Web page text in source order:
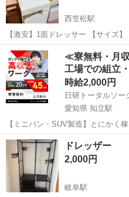
西笠松駅
【激安】1面ドレッサー 【サイズ】（mm） W600×D400×H1250 最後
までお読みください。 ※商品が売れてしまっているケースがございま
す。 必ずご連絡頂き、ご来店くださいませ。 ✿店頭に
おりま...
岐阜 岐阜市 西笠松駅
≪寮無料・月
工場での組立
時給2,000円
日研トータルソー
愛知県 知立駅
【ミニバン・SUV製造】とにかく
20万円支給！／寮費無料＆生活備
あり◎ ミニバン・SUV製造 トヨタ車体各工場でのミニバン・SUV新
車製造に関わる諸作...
愛知 刈谷市 知立駅
ドレッザー
2,000円
岐阜駅